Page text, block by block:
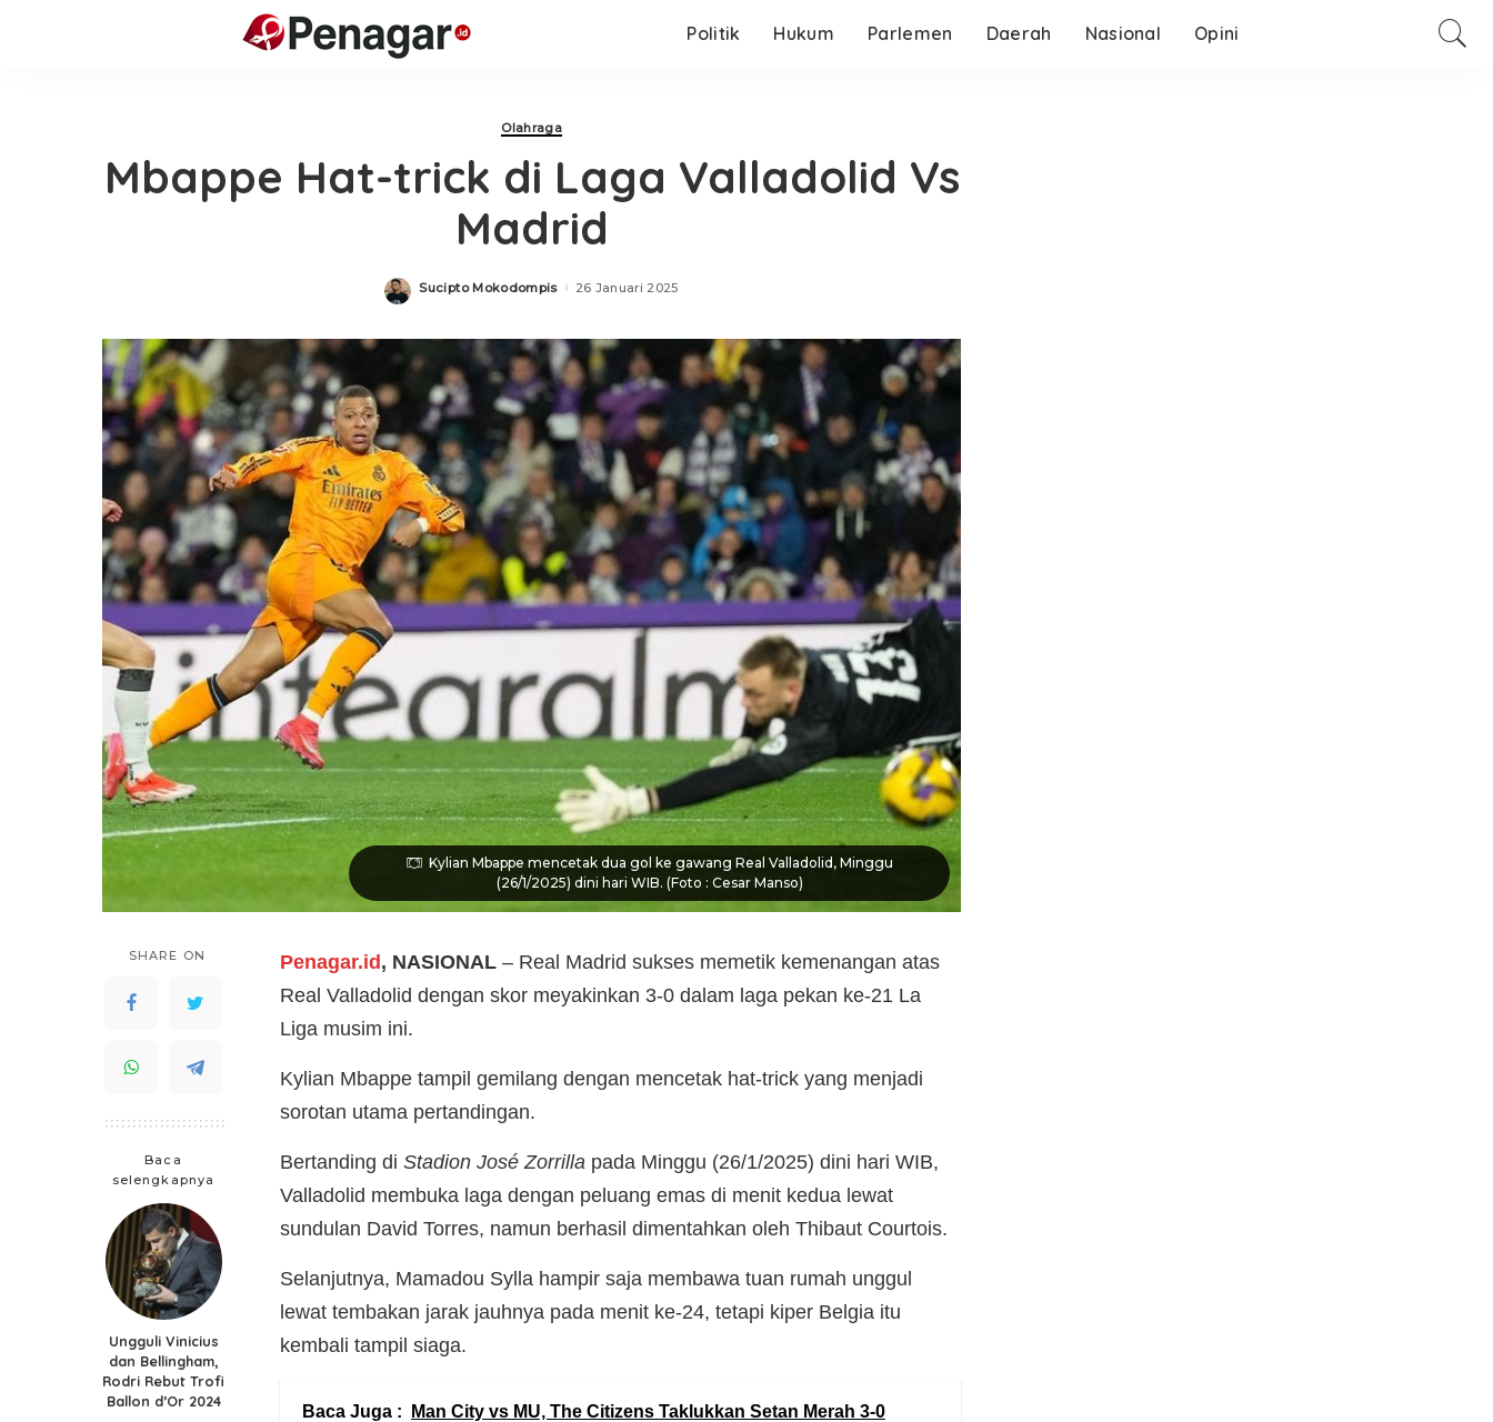
Politik Hukum Parlemen Daerah Nasional Opini
Olahraga
Mbappe Hat-trick di Laga Valladolid Vs
Madrid
Posted
Sucipto Mokodompis 26 Januari 2025
Kylian Mbappe mencetak dua gol ke gawang Real Valladolid, Minggu
(26/1/2025) dini hari WIB. (Foto : Cesar Manso)
SHARE ON
Baca
selengkapnya
Ungguli Vinicius
dan Bellingham,
Rodri Rebut Trofi
Ballon d’Or 2024
Penagar.id, NASIONAL – Real Madrid sukses memetik kemenangan atas
Real Valladolid dengan skor meyakinkan 3-0 dalam laga pekan ke-21 La
Liga musim ini.
Kylian Mbappe tampil gemilang dengan mencetak hat-trick yang menjadi
sorotan utama pertandingan.
Bertanding di Stadion José Zorrilla pada Minggu (26/1/2025) dini hari WIB,
Valladolid membuka laga dengan peluang emas di menit kedua lewat
sundulan David Torres, namun berhasil dimentahkan oleh Thibaut Courtois.
Selanjutnya, Mamadou Sylla hampir saja membawa tuan rumah unggul
lewat tembakan jarak jauhnya pada menit ke-24, tetapi kiper Belgia itu
kembali tampil siaga.
Baca Juga : Man City vs MU, The Citizens Taklukkan Setan Merah 3-0